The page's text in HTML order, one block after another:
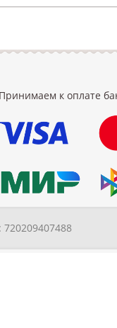
Принимаем к оплате